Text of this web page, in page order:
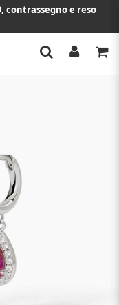
contrassegno e reso